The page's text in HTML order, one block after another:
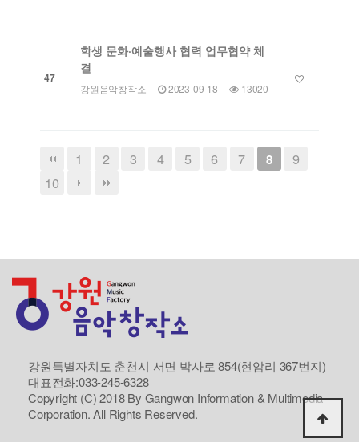
47
학생 문화·예술행사 협력 업무협약 체
결
강원음악창작소 2023-09-18 13020
1 2 3 4 5 6 7 8
9
10
강원특별자치도 춘천시 서면 박사로 854(현암리 367번지)
대표전화:033-245-6328
Copyright (C) 2018 By Gangwon Information & Multimedia
Corporation. All Rights Reserved.